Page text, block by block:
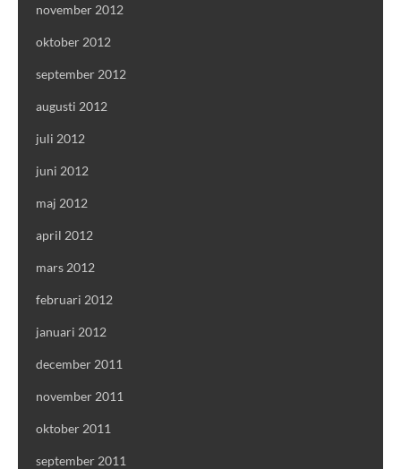
november 2012
oktober 2012
september 2012
augusti 2012
juli 2012
juni 2012
maj 2012
april 2012
mars 2012
februari 2012
januari 2012
december 2011
november 2011
oktober 2011
september 2011